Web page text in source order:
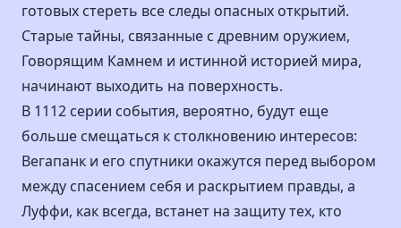
готовых стереть все следы опасных открытий.
Старые тайны, связанные с древним оружием,
Говорящим Камнем и истинной историей мира,
начинают выходить на поверхность.
В 1112 серии события, вероятно, будут еще
больше смещаться к столкновению интересов:
Вегапанк и его спутники окажутся перед выбором
между спасением себя и раскрытием правды, а
Луффи, как всегда, встанет на защиту тех, кто